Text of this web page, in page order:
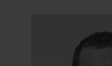
Univers BMC